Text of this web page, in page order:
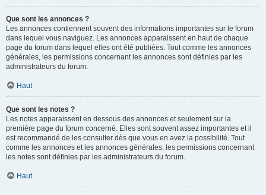
Que sont les annonces ?
Les annonces contiennent souvent des informations importantes sur le forum
dans lequel vous naviguez. Les annonces apparaissent en haut de chaque
page du forum dans lequel elles ont été publiées. Tout comme les annonces
générales, les permissions concernant les annonces sont définies par les
administrateurs du forum.
Haut
Que sont les notes ?
Les notes apparaissent en dessous des annonces et seulement sur la
première page du forum concerné. Elles sont souvent assez importantes et il
est recommandé de les consulter dès que vous en avez la possibilité. Tout
comme les annonces et les annonces générales, les permissions concernant
les notes sont définies par les administrateurs du forum.
Haut